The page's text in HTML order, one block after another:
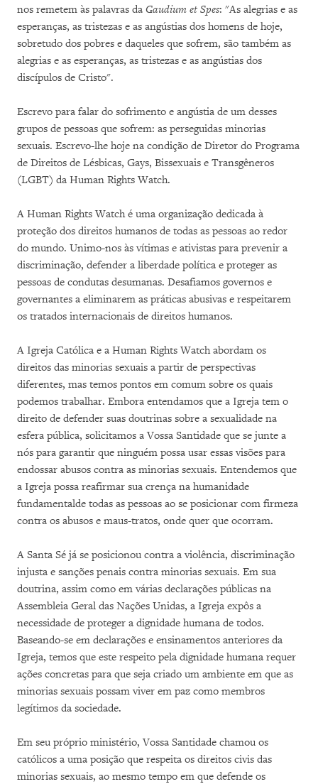
nos remetem às palavras da Gaudium et Spes: "As alegrias e as
esperanças, as tristezas e as angústias dos homens de hoje,
sobretudo dos pobres e daqueles que sofrem, são também as
alegrias e as esperanças, as tristezas e as angústias dos
discípulos de Cristo".
Escrevo para falar do sofrimento e angústia de um desses
grupos de pessoas que sofrem: as perseguidas minorias
sexuais. Escrevo-lhe hoje na condição de Diretor do Programa
de Direitos de Lésbicas, Gays, Bissexuais e Transgêneros
(LGBT) da Human Rights Watch.
A Human Rights Watch é uma organização dedicada à
proteção dos direitos humanos de todas as pessoas ao redor
do mundo. Unimo-nos às vítimas e ativistas para prevenir a
discriminação, defender a liberdade política e proteger as
pessoas de condutas desumanas. Desafiamos governos e
governantes a eliminarem as práticas abusivas e respeitarem
os tratados internacionais de direitos humanos.
A Igreja Católica e a Human Rights Watch abordam os
direitos das minorias sexuais a partir de perspectivas
diferentes, mas temos pontos em comum sobre os quais
podemos trabalhar. Embora entendamos que a Igreja tem o
direito de defender suas doutrinas sobre a sexualidade na
esfera pública, solicitamos a Vossa Santidade que se junte a
nós para garantir que ninguém possa usar essas visões para
endossar abusos contra as minorias sexuais. Entendemos que
a Igreja possa reafirmar sua crença na humanidade
fundamentalde todas as pessoas ao se posicionar com firmeza
contra os abusos e maus-tratos, onde quer que ocorram.
A Santa Sé já se posicionou contra a violência, discriminação
injusta e sanções penais contra minorias sexuais. Em sua
doutrina, assim como em várias declarações públicas na
Assembleia Geral das Nações Unidas, a Igreja expôs a
necessidade de proteger a dignidade humana de todos.
Baseando-se em declarações e ensinamentos anteriores da
Igreja, temos que este respeito pela dignidade humana requer
ações concretas para que seja criado um ambiente em que as
minorias sexuais possam viver em paz como membros
legítimos da sociedade.
Em seu próprio ministério, Vossa Santidade chamou os
católicos a uma posição que respeita os direitos civis das
minorias sexuais, ao mesmo tempo em que defende os